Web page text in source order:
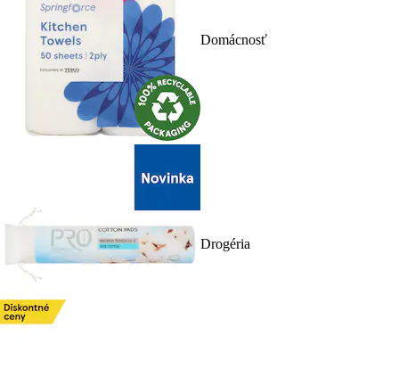
Domácnosť
Drogéria